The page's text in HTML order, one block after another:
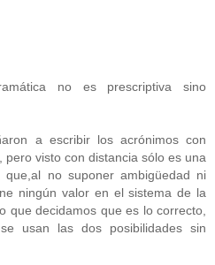
no es prescriptiva sino
a escribir los acrónimos con
pero visto con distancia sólo es una
que,al no suponer ambigüedad ni
ningún valor en el sistema de la
que decidamos que es lo correcto,
usan las dos posibilidades sin